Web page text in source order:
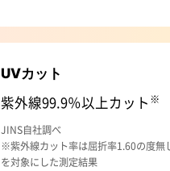
UVカット
紫外線99.9％以上カット ※
JINS自社調べ
※紫外線カット率は屈折率1.60の度無
を対象にした測定結果